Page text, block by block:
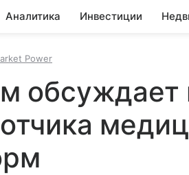
Аналитика Инвестиции
Power
обсуждает